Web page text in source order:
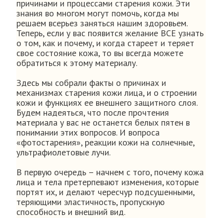
причинами и процессами старения кожи. Эти
знания во многом могут помочь, когда мы
решаем всерьез заняться нашим здоровьем.
Теперь, если у вас появится желание ВСЕ узнать
о том, как и почему, и когда стареет и теряет
свое состояние кожа, то вы всегда можете
обратиться к этому материалу.
Здесь мы собрали факты о причинах и
механизмах старения кожи лица, и о строении
кожи и функциях ее внешнего защитного слоя.
Будем надеяться, что после прочтения
материала у вас не останется белых пятен в
понимании этих вопросов. И вопроса
«фотостарения», реакции кожи на солнечные,
ультрафиолетовые лучи.
В первую очередь – начнем с того, почему кожа
лица и тела претерпевают изменения, которые
портят их, и делают чересчур подсушенными,
теряющими эластичность, пропускную
способность и внешний вид.